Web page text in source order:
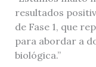
resultados
de Fase 1, que
para abordar a
biológica.”